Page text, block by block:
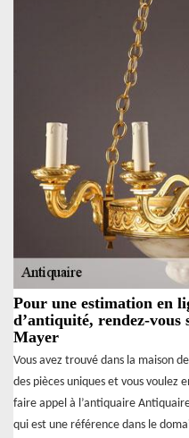
Pour une estimation en
d’antiquité, rendez-
Mayer
Vous avez trouvé dans la maison
des pièces uniques et vous voulez
faire appel à l’antiquaire
qui est une référence dans le